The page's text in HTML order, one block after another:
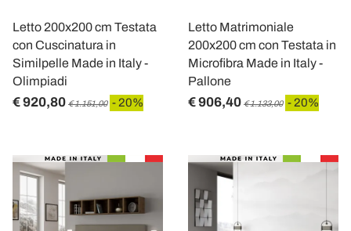
Letto 200x200 cm Testata
con Cuscinatura in
Similpelle Made in Italy -
Olimpiadi
€ 920,80 € 1.151,00 - 20%
Letto Matrimoniale
200x200 cm con Testata in
Microfibra Made in Italy -
Pallone
€ 906,40 € 1.133,00 - 20%